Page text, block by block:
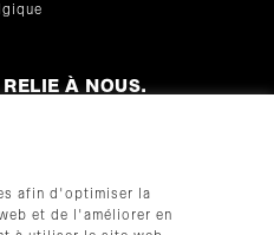
À NOUS.
afin d'optimiser la
et de l'améliorer en